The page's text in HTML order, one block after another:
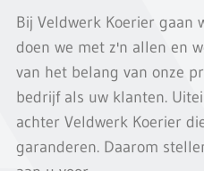
Bij Veldwerk Koerier gaan
doen we met z'n allen en
van het belang van onze
bedrijf als uw klanten.
achter Veldwerk Koerier
garanderen. Daarom